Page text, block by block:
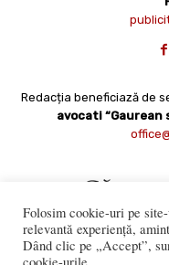
Redacția beneficiază de
avocati “Gaurean
Folosim cookie-uri pe
relevantă experiență,
Dând clic pe „Accept”,